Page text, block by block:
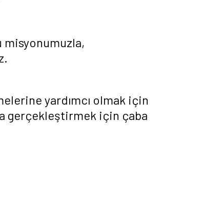
misyonumuzla,
yardımcı olmak için
gerçekleştirmek için çaba